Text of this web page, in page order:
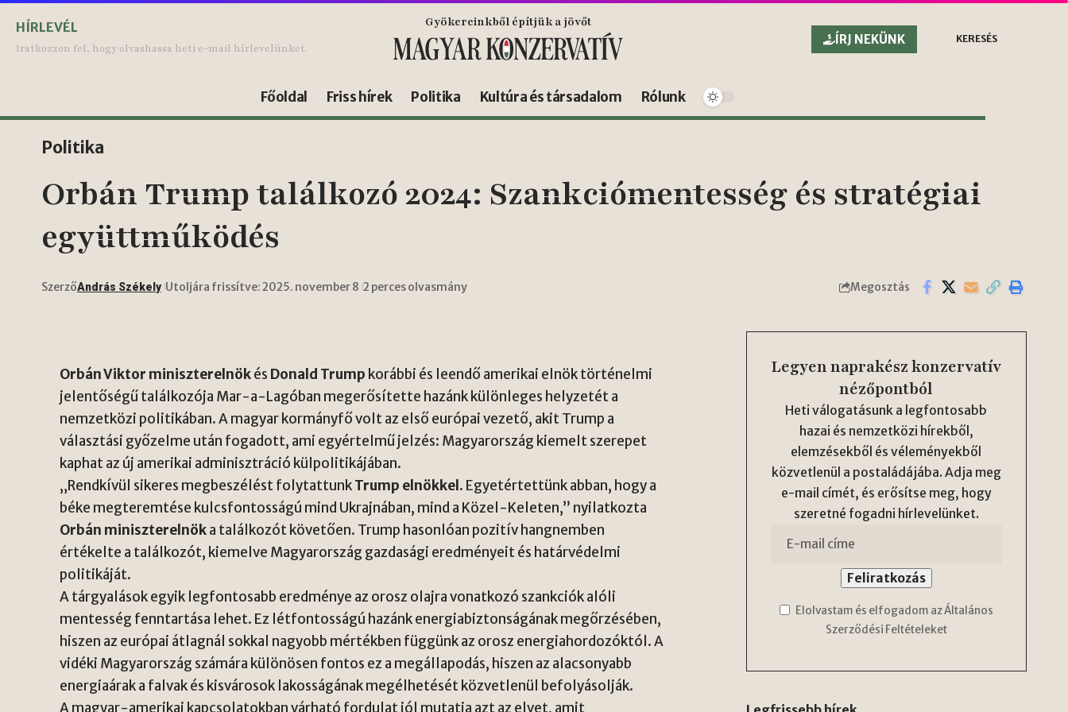
HÍRLEVÉL
Iratkozzon fel, hogy olvashassa heti e-mail hírlevelünket.
Gyökereinkből építjük a jövőt
ÍRJ NEKÜNK
KERESÉS
Főoldal Friss hírek Politika Kultúra és társadalom Rólunk
Politika
Orbán Trump találkozó 2024: Szankciómentesség és stratégiai
együttműködés
SzerzőAndrás Székely Utoljára frissítve: 2025. november 8 2 perces olvasmány Megosztás
Orbán Viktor miniszterelnökés Donald Trump korábbi és leendő amerikai elnök történelmi
jelentőségű találkozója Mar-a-Lagóban megerősítette hazánk különleges helyzetét a
nemzetközi politikában. A magyar kormányfő volt az első európai vezető, akit Trump a
választási győzelme után fogadott, ami egyértelmű jelzés: Magyarország kiemelt szerepet
kaphat az új amerikai adminisztráció külpolitikájában.
„Rendkívül sikeres megbeszélést folytattunkTrump elnökkel . Egyetértettünk abban, hogy a
béke megteremtése kulcsfontosságú mind Ukrajnában, mind a Közel-Keleten,” nyilatkozta
Orbán miniszterelnöka találkozót követően. Trump hasonlóan pozitív hangnemben
értékelte a találkozót, kiemelve Magyarország gazdasági eredményeit és határvédelmi
politikáját.
A tárgyalások egyik legfontosabb eredménye az orosz olajra vonatkozó szankciók alóli
mentesség fenntartása lehet. Ez létfontosságú hazánk energiabiztonságának megőrzésében,
hiszen az európai átlagnál sokkal nagyobb mértékben függünk az orosz energiahordozóktól. A
vidéki Magyarország számára különösen fontos ez a megállapodás, hiszen az alacsonyabb
energiaárak a falvak és kisvárosok lakosságának megélhetését közvetlenül befolyásolják.
A magyar-amerikai kapcsolatokban várható fordulat jól mutatja azt az elvet, amit
Legyen naprakész konzervatív
nézőpontból
Heti válogatásunk a legfontosabb
hazai és nemzetközi hírekből,
elemzésekből és véleményekből
közvetlenül a postaládájába. Adja meg
e-mail címét, és erősítse meg, hogy
szeretné fogadni hírlevelünket.
Elolvastam és elfogadom az Általános
Szerződési Feltételeket